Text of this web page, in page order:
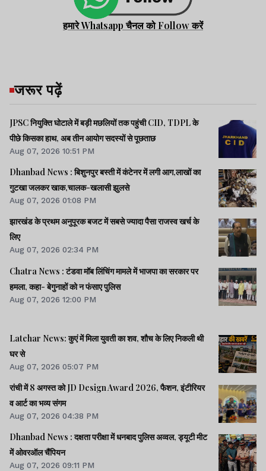
हमारे Whatsapp चैनल को Follow करें
जरूर पढ़ें
JPSC नियुक्ति घोटाले में बड़ी मछलियों तक पहुंची CID, TDPL के
पीछे किसका हाथ, अब तीन आयोग सदस्यों से पूछताछ
Aug 07, 2026 10:51 PM
Dhanbad News : बिशुनपुर बस्ती में कंटेनर में लगी आग,लाखों का
गुटखा जलकर खाक,चालक-खलासी झुलसे
Aug 07, 2026 01:08 PM
झारखंड के प्रथम अनुपूरक बजट में सबसे ज्यादा पैसा राजस्व खर्च के
लिए
Aug 07, 2026 02:34 PM
Chatra News : टंडवा मॉब लिंचिंग मामले में भाजपा का सरकार पर
हमला, कहा- बेगुनाहों को न फंसाए पुलिस
Aug 07, 2026 12:00 PM
Latehar News: कुएं में मिला युवती का शव, शौच के लिए निकली थी
घर से
Aug 07, 2026 05:07 PM
रांची में 8 अगस्त को JD Design Award 2026, फैशन, इंटीरियर
व आर्ट का भव्य संगम
Aug 07, 2026 04:38 PM
Dhanbad News : दक्षता परीक्षा में धनबाद पुलिस अव्वल, ड्यूटी मीट
में ओवरऑल चैंपियन
Aug 07, 2026 09:11 PM